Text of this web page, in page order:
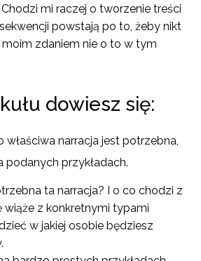
mi raczej o tworzenie treści
powstają po to, żeby nikt
moim zdaniem nie o to w tym
dowiesz się:
właściwa narracja jest potrzebna,
podanych przykładach.
ta narracja? I o co chodzi z
wiąże z konkretnymi typami
w jakiej osobie będziesz